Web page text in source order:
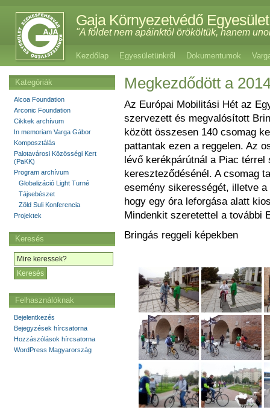
Gaja Környezetvédő Egyesület
"A földet nem apáinktól örököltük, hanem
Kezdőlap Egyesületünkről Dokumentumok
Megkezdődött a
Az Európai Mobilitási Hét az
szervezett és megvalósított
között összesen 140 csomag
pattantak ezen a reggelen. Az
lévő kerékpárútnál a Piac
kereszteződésénél. A csomag
esemény sikerességét, illetve
hogy egy óra leforgása alatt
Mindenkit szeretettel a további
Bringás reggeli képekben
Kategóriák
Alcoa Foundation
Arconic Foundation
Cikkek archívum
In memoriam Varga Gábor
Komposztálás
Palotavárosi Közösségi Kert
(PaKK)
Program archívum
Globalizáció Light Turné
Tájsebészet
Zöld Suli Konferencia
Projektek
Keresés
Felhasználóknak
Bejelentkezés
Bejegyzések hírcsatorna
Hozzászólások hírcsatorna
WordPress Magyarország